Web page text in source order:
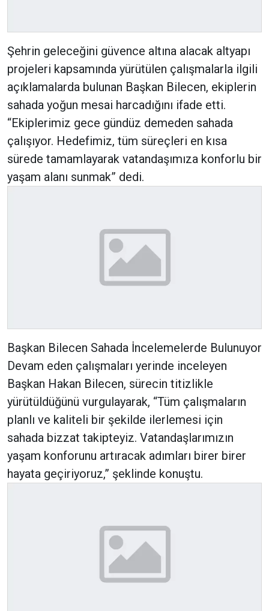
Şehrin geleceğini güvence altına alacak altyapı
projeleri kapsamında yürütülen çalışmalarla ilgili
açıklamalarda bulunan Başkan Bilecen, ekiplerin
sahada yoğun mesai harcadığını ifade etti.
“Ekiplerimiz gece gündüz demeden sahada
çalışıyor. Hedefimiz, tüm süreçleri en kısa
sürede tamamlayarak vatandaşımıza konforlu bir
yaşam alanı sunmak” dedi.
Başkan Bilecen Sahada İncelemelerde Bulunuyor
Devam eden çalışmaları yerinde inceleyen
Başkan Hakan Bilecen, sürecin titizlikle
yürütüldüğünü vurgulayarak, “Tüm çalışmaların
planlı ve kaliteli bir şekilde ilerlemesi için
sahada bizzat takipteyiz. Vatandaşlarımızın
yaşam konforunu artıracak adımları birer birer
hayata geçiriyoruz,” şeklinde konuştu.